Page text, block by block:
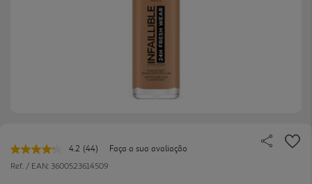
4.2 Leu
44
(44)
Faça a sua avaliação
Ref. / EAN: 3600523614509